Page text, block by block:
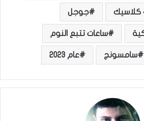
جوجل
ساعات تتبع النوم
سامسونج عام 2023